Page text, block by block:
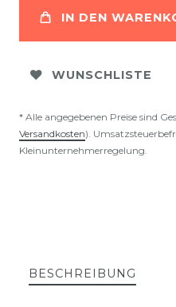
IN DEN
WUNSCHLISTE
* Alle angegebenen Preise sind
Versandkosten).
Kleinunternehmerregelung.
BESCHREIBUNG